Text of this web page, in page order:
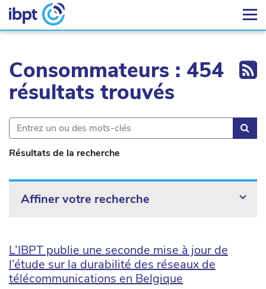
Consommateurs : 454
résultats trouvés
Résultats de la recherche
Affiner votre recherche
L’IBPT publie une seconde mise à jour de
l’étude sur la durabilité des réseaux de
télécommunications en Belgique